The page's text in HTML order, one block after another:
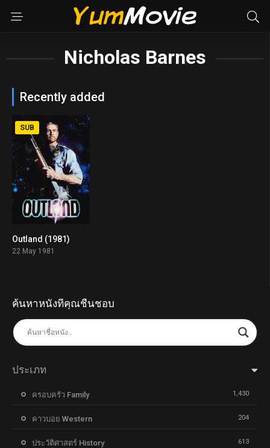
Nicholas Barnes
Recently added
SUB
Outland (1981)
22 May 1981
ค้นหาหนังที่คุณชื่นชอบ
ประเภท
ครอบครัว Family 1,430
คาวบอย Western 204
ประวัติศาสตร์ History 613